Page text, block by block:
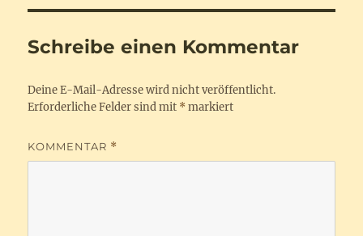
Schreibe einen Kommentar
Deine E-Mail-Adresse wird nicht veröffentlicht.
Erforderliche Felder sind mit * markiert
KOMMENTAR *